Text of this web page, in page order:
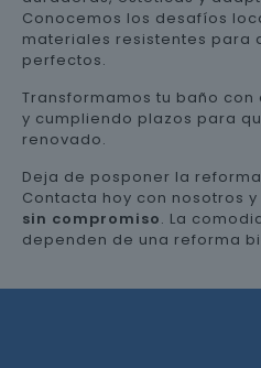
Conocemos los desafíos
materiales resistentes para
perfectos.
Transformamos tu baño con
y cumpliendo plazos para
renovado.
Deja de posponer la
Contacta hoy con nosotros y
sin compromiso. La
dependen de una reforma